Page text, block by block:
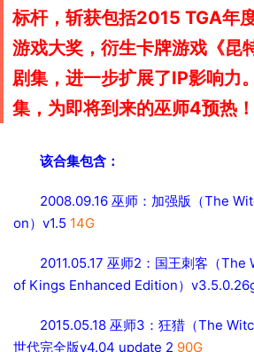
标杆，斩获包括2015 TGA年
游戏大奖，衍生卡牌游戏《昆
剧集，进一步扩展了IP影响力
集，为即将到来的巫师4预热！
该合集包含：
2008.09.16 巫师：加强版（The
on）v1.5 14G
2011.05.17 巫师2：国王刺客（
of Kings Enhanced Edition）
2015.05.18 巫师3：狂猎（The
世代完全版v4.04 update 2 90G